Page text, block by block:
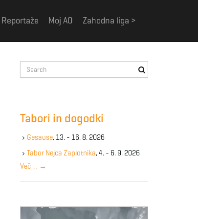
Reportaže Moj AO Zahodna liga >
e
e
y
w
r
Tabori in dogodki
Gesause, 13. - 16. 8. 2026
Tabor Nejca Zaplotnika, 4. - 6. 9. 2026
Več … →